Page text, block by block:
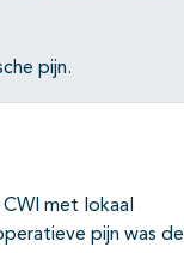
pijn.
met lokaal
pijn was de